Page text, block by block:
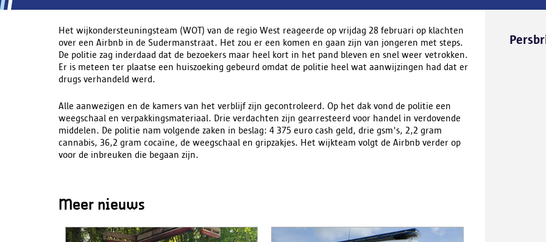
Het wijkondersteuningsteam (WOT) van de regio West reageerde op vrijdag 28 februari op klachten
over een Airbnb in de Sudermanstraat. Het zou er een komen en gaan zijn van jongeren met steps.
De politie zag inderdaad dat de bezoekers maar heel kort in het pand bleven en snel weer vetrokken.
Er is meteen ter plaatse een huiszoeking gebeurd omdat de politie heel wat aanwijzingen had dat er
drugs verhandeld werd.
Alle aanwezigen en de kamers van het verblijf zijn gecontroleerd. Op het dak vond de politie een
weegschaal en verpakkingsmateriaal. Drie verdachten zijn gearresteerd voor handel in verdovende
middelen. De politie nam volgende zaken in beslag: 4 375 euro cash geld, drie gsm's, 2,2 gram
cannabis, 36,2 gram cocaïne, de weegschaal en gripzakjes. Het wijkteam volgt de Airbnb verder op
voor de inbreuken die begaan zijn.
Meer nieuws